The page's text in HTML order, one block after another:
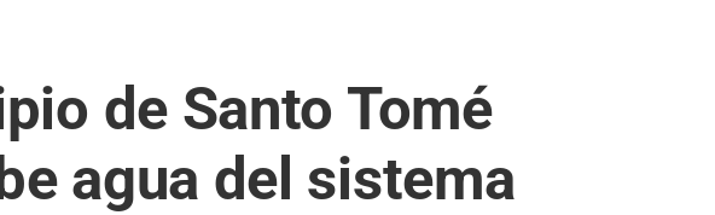
de Santo Tomé
agua del sistema